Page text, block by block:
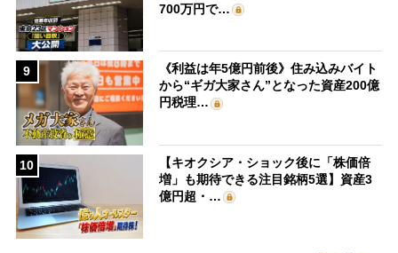
700万円で…
9
《利益は年5億円前後》住み込みバイト
から“ギガ大家さん”となった資産200億
円税理…
10
【キオクシア・ショック後に「株価倍
増」も期待できる注目銘柄5選】資産3
億円超・…